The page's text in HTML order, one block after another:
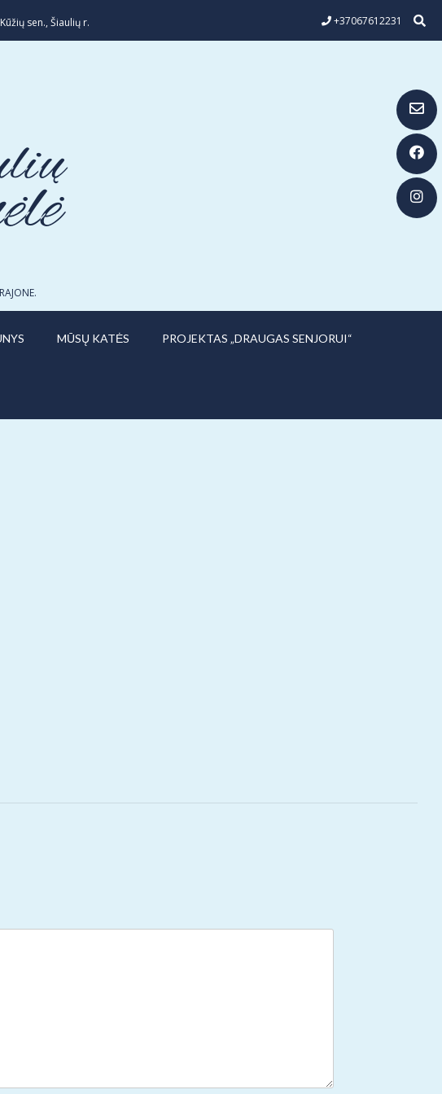
sen., Šiaulių r. +37067612231
MŪSŲ KATĖS PROJEKTAS „DRAUGAS SENJORUI“